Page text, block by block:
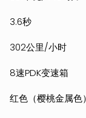
3.6秒
302公里/小时
8速PDK变速箱
红色（樱桃金属色）